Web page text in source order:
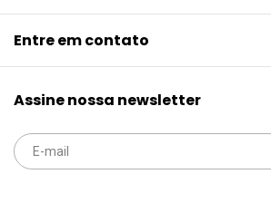
Entre em contato
Assine nossa newsletter